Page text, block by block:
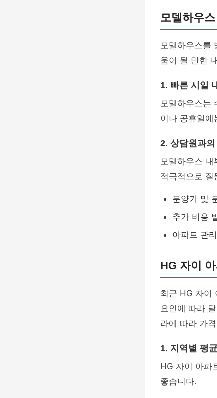
모델하우
모델하우스를
움이 될 만한
1. 빠른 시일
모델하우스는
이나 공휴일에
2. 상담원과
모델하우스 내
적극적으로 질
분양가 및
추가 비용
아파트 관
HG 자이
최근 HG 자이
요인에 따라
라에 따라 가
1. 지역별 평
HG 자이 아파
좋습니다.